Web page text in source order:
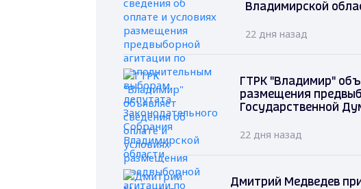
Владимирской
22 дня назад
ГТРК "Владимир"
размещения
Государственной
22 дня назад
Дмитрий Медведев